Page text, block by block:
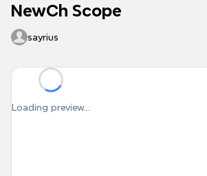
NewCh Scope
sayrius
Loading preview...